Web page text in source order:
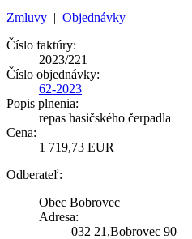
Zmluvy | Objednávky
Číslo faktúry:
2023/221
Číslo objednávky:
62-2023
Popis plnenia:
repas hasičského čerpadla
Cena:
1 719,73 EUR
Odberateľ:
Obec Bobrovec
Adresa:
032 21,Bobrovec 90